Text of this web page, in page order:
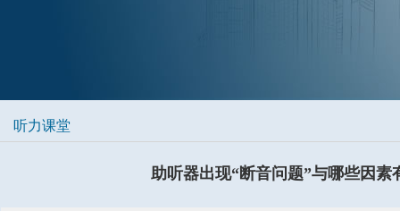
听力课堂
助听器出现“断音问题”与哪些因素